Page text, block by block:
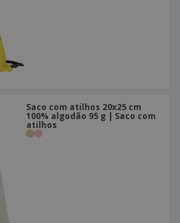
Saco com atilhos 20x25 cm
100% algodão 95 g | Saco com
atilhos